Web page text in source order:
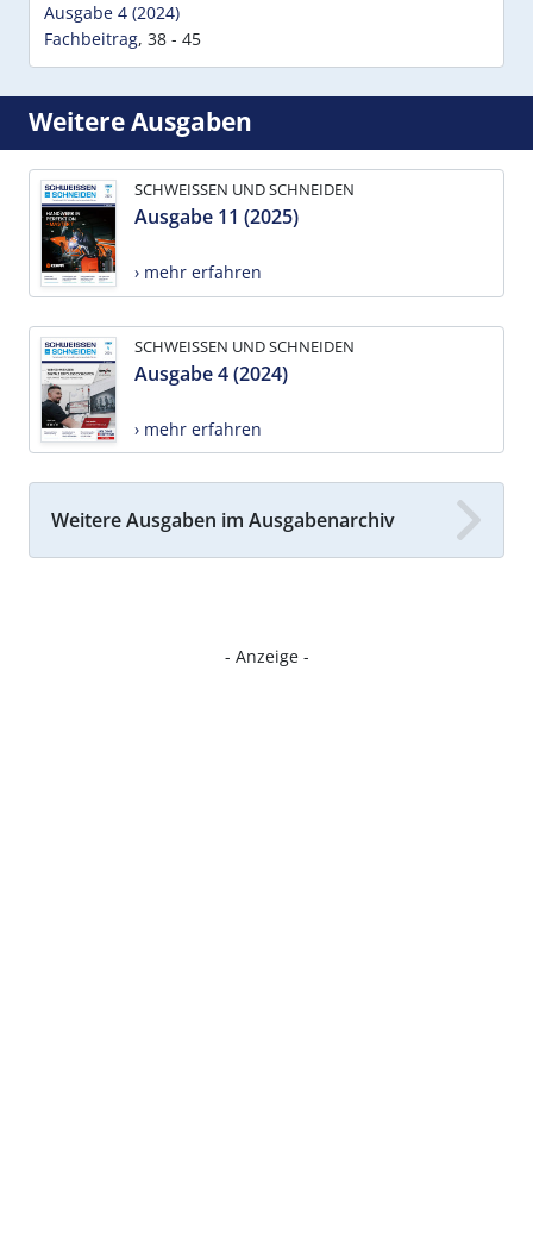
Ausgabe 4 (2024)
Fachbeitrag, 38 - 45
Weitere Ausgaben
SCHWEISSEN UND SCHNEIDEN
Ausgabe 11 (2025)
› mehr erfahren
SCHWEISSEN UND SCHNEIDEN
Ausgabe 4 (2024)
› mehr erfahren
Weitere Ausgaben im Ausgabenarchiv
- Anzeige -